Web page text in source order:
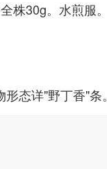
株30g。水煎服。
态详"野丁香"条。